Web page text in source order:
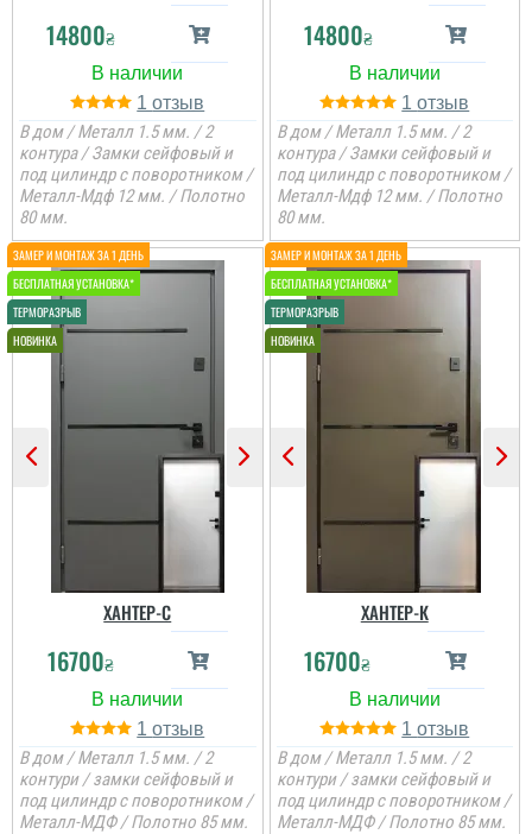
14800₴
1
В дом / Металл 1.5 мм. / 2
контура / Замки сейфовый и
под цилиндр с поворотником /
Металл-Мдф 12 мм. / Полотно
80 мм.
14800₴
1
В дом / Металл 1.5 мм. / 2
контура / Замки сейфовый и
под цилиндр с поворотником /
Металл-Мдф 12 мм. / Полотно
80 мм.
ХАНТЕР-С
16700₴
1
В дом / Металл 1.5 мм. / 2
контури / замки сейфовый и
под цилиндр с поворотником /
Металл-МДФ / Полотно 85 мм.
ХАНТЕР-К
16700₴
1
В дом / Металл 1.5 мм. / 2
контури / замки сейфовый и
под цилиндр с поворотником /
Металл-МДФ / Полотно 85 мм.